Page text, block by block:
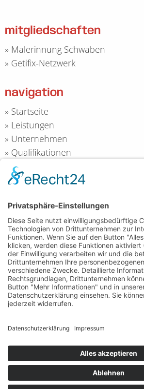
mitgliedschaften
» Malerinnung Schwaben
» Getifix-Netzwerk
navigation
» Startseite
» Leistungen
» Unternehmen
» Qualifikationen
Kontakt
»Impressum
»Login
kontakt
Maler Merkle GbR
Christoph-Rodt-Straße 8
89257 Illertissen
Telefon: 07303 3471
E-Mail: info@maler-merkle.de
DESIGN